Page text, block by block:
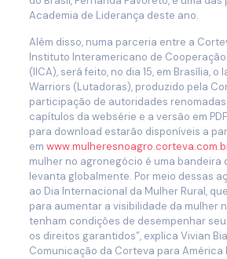
Academia de Liderança deste ano.
Além disso, numa parceria entre a
Instituto Interamericano de
(IICA), será feito, no dia 15, em Brasília,
Warriors (Lutadoras), produzido pela
participação de autoridades
capítulos da websérie e a versão em
para download estarão disponíveis a
em
mulher no agronegócio é uma bandeira
levanta globalmente. Por meio dessas
ao Dia Internacional da Mulher Rural,
para aumentar a visibilidade da mulher
tenham condições de desempenhar
os direitos garantidos”, explica Vivian
Comunicação da Corteva para América